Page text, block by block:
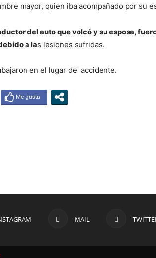
mayor, quien iba acompañado por su
del auto que volcó y su esposa,
a las lesiones sufridas.
en el lugar del accidente.
MAIL